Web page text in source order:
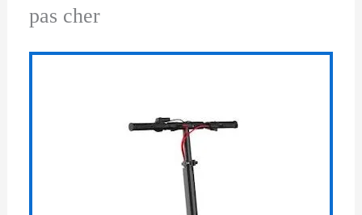
pas cher